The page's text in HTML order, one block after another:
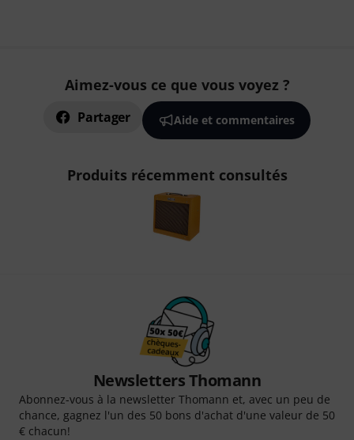
Aimez-vous ce que vous voyez ?
Partager Aide et commentaires
Produits récemment consultés
Newsletters Thomann
Abonnez-vous à la newsletter Thomann et, avec un peu de
chance, gagnez l'un des 50 bons d'achat d'une valeur de 50
€ chacun!